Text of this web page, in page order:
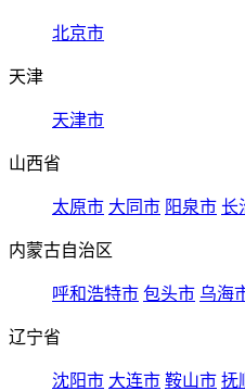
北京市
天津
天津市
山西省
太原市 大同市 阳泉市 长
内蒙古自治区
呼和浩特市 包头市 乌海
辽宁省
沈阳市 大连市 鞍山市 抚